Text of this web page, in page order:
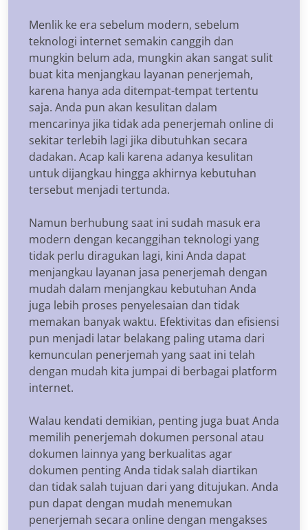
Menlik ke era sebelum modern, sebelum
teknologi internet semakin canggih dan
mungkin belum ada, mungkin akan sangat sulit
buat kita menjangkau layanan penerjemah,
karena hanya ada ditempat-tempat tertentu
saja. Anda pun akan kesulitan dalam
mencarinya jika tidak ada penerjemah online di
sekitar terlebih lagi jika dibutuhkan secara
dadakan. Acap kali karena adanya kesulitan
untuk dijangkau hingga akhirnya kebutuhan
tersebut menjadi tertunda.
Namun berhubung saat ini sudah masuk era
modern dengan kecanggihan teknologi yang
tidak perlu diragukan lagi, kini Anda dapat
menjangkau layanan jasa penerjemah dengan
mudah dalam menjangkau kebutuhan Anda
juga lebih proses penyelesaian dan tidak
memakan banyak waktu. Efektivitas dan efisiensi
pun menjadi latar belakang paling utama dari
kemunculan penerjemah yang saat ini telah
dengan mudah kita jumpai di berbagai platform
internet.
Walau kendati demikian, penting juga buat Anda
memilih penerjemah dokumen personal atau
dokumen lainnya yang berkualitas agar
dokumen penting Anda tidak salah diartikan
dan tidak salah tujuan dari yang ditujukan. Anda
pun dapat dengan mudah menemukan
penerjemah secara online dengan mengakses